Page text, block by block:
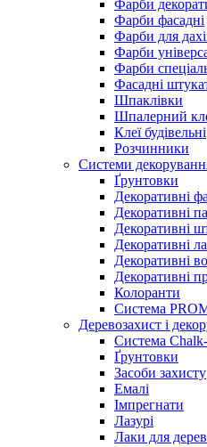
Фарби
Фарби фасадні
Фарби для
Фарби
Фарби
Фасадні
Шпаклівки
Шпалерний
Клеї будівельні
Розчинники
Системи
Ґрунтовки
Декоративні
Декоративні
Декоративні
Декоративні
Декоративні
Декоративні
Колоранти
Система
Деревозахист і
Система
Ґрунтовки
Засоби захисту
Емалі
Імпрегнати
Лазурі
Лаки для